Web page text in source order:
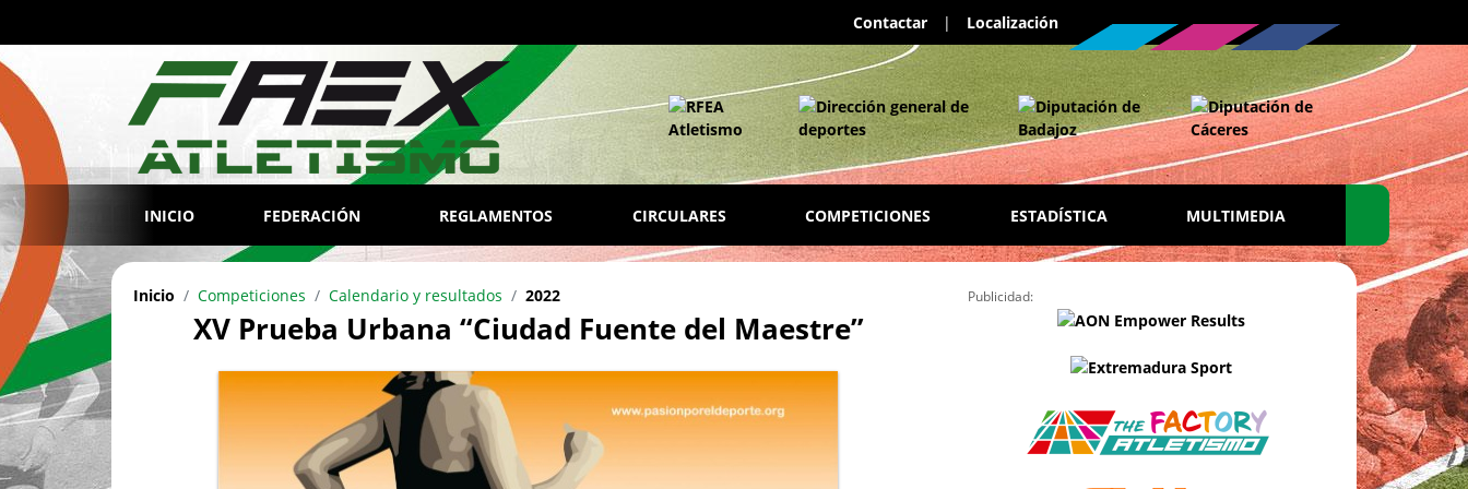
Contactar | Localización
INICIO FEDERACIÓN REGLAMENTOS CIRCULARES COMPETICIONES ESTADÍSTICA MULTIMEDIA
XV Prueba Urbana “Ciudad Fuente del Maestre”
Inicio Competiciones Calendario y resultados 2022 Publicidad: